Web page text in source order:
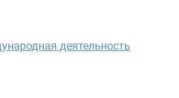
деятельность